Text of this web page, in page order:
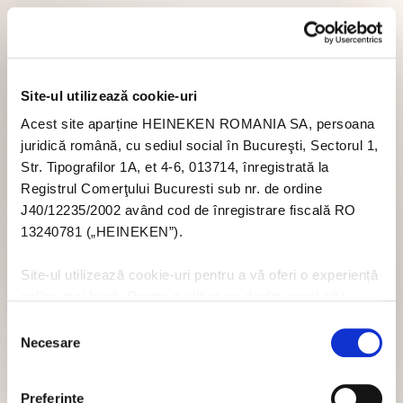
Site-ul utilizează cookie-uri
Acest site aparține HEINEKEN ROMANIA SA, persoana
juridică română, cu sediul social în Bucureşti, Sectorul 1,
Str. Tipografilor 1A, et 4-6, 013714, înregistrată la
Registrul Comerţului Bucuresti sub nr. de ordine
J40/12235/2002 având cod de înregistrare fiscală RO
13240781 („HEINEKEN”).
Site-ul utilizează cookie-uri pentru a vă oferi o experiență
acceptați cookie-uri în legătură cu utilizarea acestui site
nu trebuie să acceptați cookie-uri prin intermediul banner-
ului pop-up, sau puteți să dezactivați cookie-urile - dar
consimțământului
Necesare
Preferinţe